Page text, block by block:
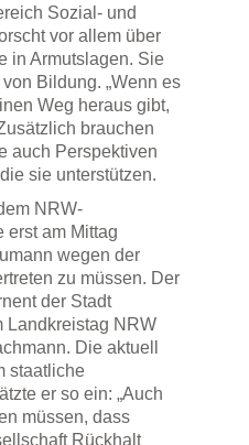
Sozial- und
vor allem über
in Armutslagen. Sie
Bildung. „Wenn es
Weg heraus gibt,
brauchen
auch Perspektiven
sie unterstützen.
NRW-
erst am Mittag
wegen der
zu müssen. Der
der Stadt
Landkreistag NRW
Die aktuell
staatliche
er so ein: „Auch
müssen, dass
Rückhalt